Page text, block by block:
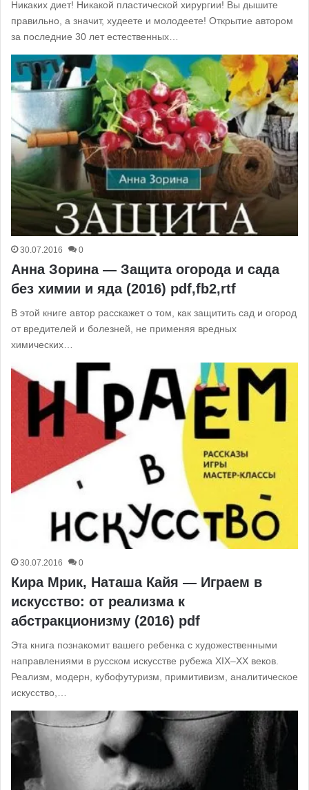
Никаких диет! Никакой пластической хирургии! Вы дышите
правильно, а значит, худеете и молодеете! Открытие автором
за последние 30 лет естественных…
30.07.2016 0
Анна Зорина — Защита огорода и сада
без химии и яда (2016) pdf,fb2,rtf
В этой книге автор расскажет о том, как защитить сад и огород
от вредителей и болезней, не применяя вредных
химических…
30.07.2016 0
Кира Мрик, Наташа Кайя — Играем в
искусство: от реализма к
абстракционизму (2016) pdf
Эта книга познакомит вашего ребенка с художественными
направлениями в русском искусстве рубежа XIX–XX веков.
Реализм, модерн, кубофутуризм, примитивизм, аналитическое
искусство,…